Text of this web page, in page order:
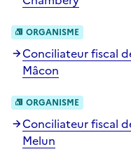
ORGANISME
Conciliateur fiscal
Mâcon
ORGANISME
Conciliateur fiscal
Melun